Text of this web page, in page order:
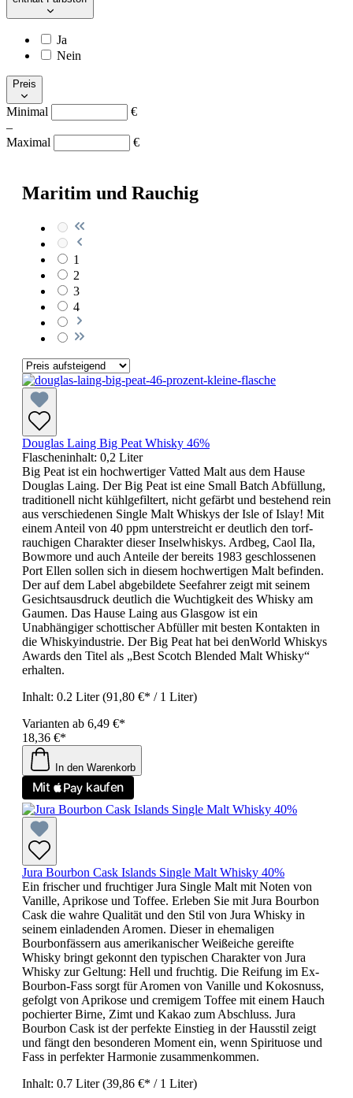
Ja
Nein
Preis
Minimal
€
–
Maximal
€
Maritim und Rauchig
1
2
3
4
Douglas Laing Big Peat Whisky 46%
Flascheninhalt: 0,2 Liter
Big Peat ist ein hochwertiger Vatted Malt aus dem Hause
Douglas Laing. Der Big Peat ist eine Small Batch Abfüllung,
traditionell nicht kühlgefiltert, nicht gefärbt und bestehend rein
aus verschiedenen Single Malt Whiskys der Isle of Islay! Mit
einem Anteil von 40 ppm unterstreicht er deutlich den torf-
rauchigen Charakter dieser Inselwhiskys. Ardbeg, Caol Ila,
Bowmore und auch Anteile der bereits 1983 geschlossenen
Port Ellen sollen sich in diesem hochwertigen Malt befinden.
Der auf dem Label abgebildete Seefahrer zeigt mit seinem
Gesichtsausdruck deutlich die Wuchtigkeit des Whisky am
Gaumen. Das Hause Laing aus Glasgow ist ein
Unabhängiger schottischer Abfüller mit besten Kontakten in
die Whiskyindustrie. Der Big Peat hat bei denWorld Whiskys
Awards den Titel als „Best Scotch Blended Malt Whisky“
erhalten.
Inhalt: 0.2 Liter(91,80 €* / 1 Liter)
Varianten ab 6,49 €*
18,36 €*
In den Warenkorb
Jura Bourbon Cask Islands Single Malt Whisky 40%
Ein frischer und fruchtiger Jura Single Malt mit Noten von
Vanille, Aprikose und Toffee. Erleben Sie mit Jura Bourbon
Cask die wahre Qualität und den Stil von Jura Whisky in
seinem einladenden Aromen. Dieser in ehemaligen
Bourbonfässern aus amerikanischer Weißeiche gereifte
Whisky bringt gekonnt den typischen Charakter von Jura
Whisky zur Geltung: Hell und fruchtig. Die Reifung im Ex-
Bourbon-Fass sorgt für Aromen von Vanille und Kokosnuss,
gefolgt von Aprikose und cremigem Toffee mit einem Hauch
pochierter Birne, Zimt und Kakao zum Abschluss. Jura
Bourbon Cask ist der perfekte Einstieg in der Hausstil zeigt
und fängt den besonderen Moment ein, wenn Spirituose und
Fass in perfekter Harmonie zusammenkommen.
Inhalt: 0.7 Liter(39,86 €* / 1 Liter)